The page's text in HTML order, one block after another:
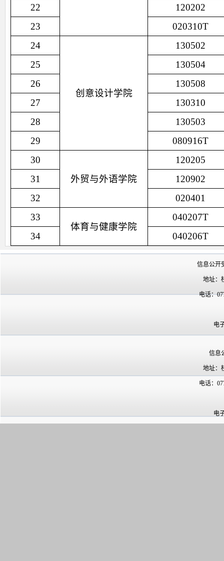
22
120202
23
020310T
24
创意设计学院
130502
25
130504
26
130508
27
130310
28
130503
29
080916T
30
外贸与外语学院
120205
31
120902
32
020401
33
体育与健康学院
040207T
34
040206T
信息公开
地址：
电话：
电
信息
地址：
电话：
电